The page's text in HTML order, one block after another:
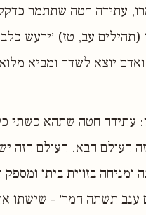
עתידה חטה שתתמר
עב, טז) ׳ירעש
יוצא לשדה ומביא
עתידה חטה שתהא כשתי
הבא. העולם הזה יש
בזווית ביתו
ענב תשתה חמר׳ - שישתו